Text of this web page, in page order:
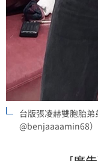
台版張凌赫雙胞胎
@benjaaaamin68）